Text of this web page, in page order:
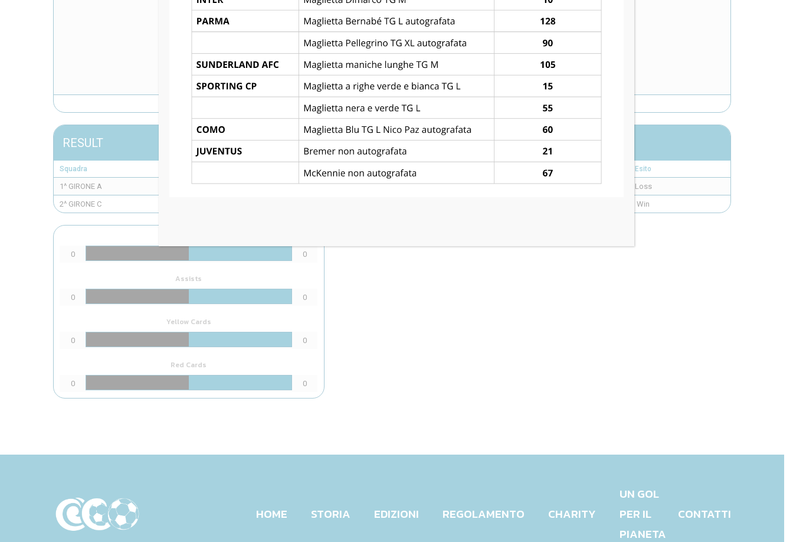
Via dello Stadio, 5, 35031 Abano Terme PD
RESULT
Squadra Esito
1^ GIRONE A 1
Loss
2^ GIRONE C
Win
0 0
Assists
0 0
Yellow Cards
0 0
Red Cards
0 0
HOME STORIA EDIZIONI REGOLAMENTO CHARITY
UN GOL
PER IL
PIANETA
CONTATTI